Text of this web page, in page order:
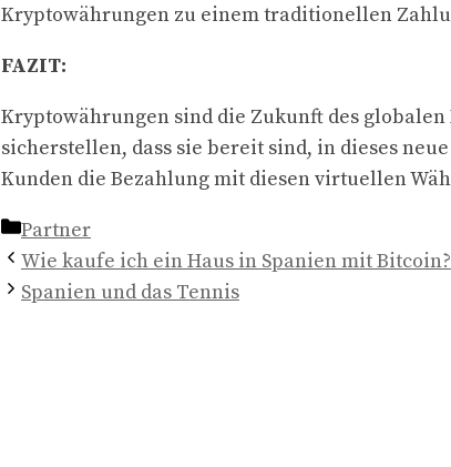
Kryptowährungen zu einem traditionellen
FAZIT:
Kryptowährungen sind die Zukunft des
sicherstellen, dass sie bereit sind, in dieses
Kunden die Bezahlung mit diesen virtuellen
Kategorien
Partner
Wie kaufe ich ein Haus in Spanien mit Bitcoin?
Spanien und das Tennis